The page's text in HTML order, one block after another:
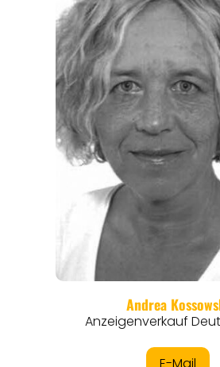
THEMEN
ANGEBOTE